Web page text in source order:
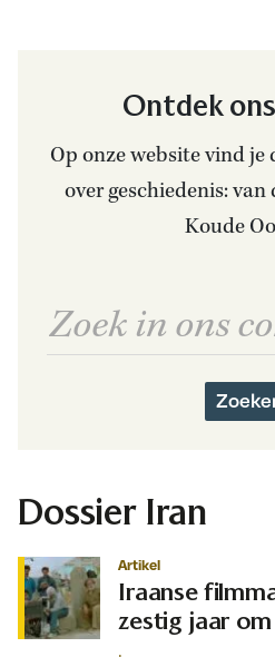
Ontdek
Op onze website vind
over geschiedenis:
Koude
Dossier Iran
Artikel
Iraanse
zestig jaar